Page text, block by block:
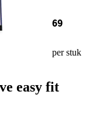
69
per stuk
easy fit